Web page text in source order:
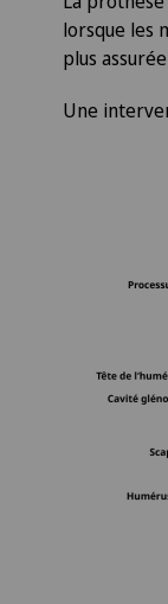
lorsque les
plus
Une